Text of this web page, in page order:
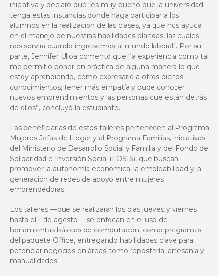
iniciativa y declaró que “es muy bueno que la universidad
tenga estas instancias donde haga participar a los
alumnos en la realización de las clases, ya que nos ayuda
en el manejo de nuestras habilidades blandas, las cuales
nos servirá cuando ingresemos al mundo laboral”. Por su
parte, Jennifer Ulloa comentó que “la experiencia como tal
me permitió poner en práctica de alguna manera lo que
estoy aprendiendo, como expresarle a otros dichos
conocimientos; tener más empatía y pude conocer
nuevos emprendimientos y las personas que están detrás
de ellos”, concluyó la estudiante.
Las beneficiarias de estos talleres pertenecen al Programa
Mujeres Jefas de Hogar y al Programa Familias, iniciativas
del Ministerio de Desarrollo Social y Familia y del Fondo de
Solidaridad e Inversión Social (FOSIS), que buscan
promover la autonomía económica, la empleabilidad y la
generación de redes de apoyo entre mujeres
emprendedoras.
Los talleres —que se realizarán los días jueves y viernes
hasta el 1 de agosto— se enfocan en el uso de
herramientas básicas de computación, como programas
del paquete Office, entregando habilidades clave para
potenciar negocios en áreas como repostería, artesanía y
manualidades.